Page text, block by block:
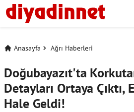
Anasayfa Ağrı Haberleri
Doğubayazıt'ta
Detayları Ortaya Çıktı,
Hale Geldi!